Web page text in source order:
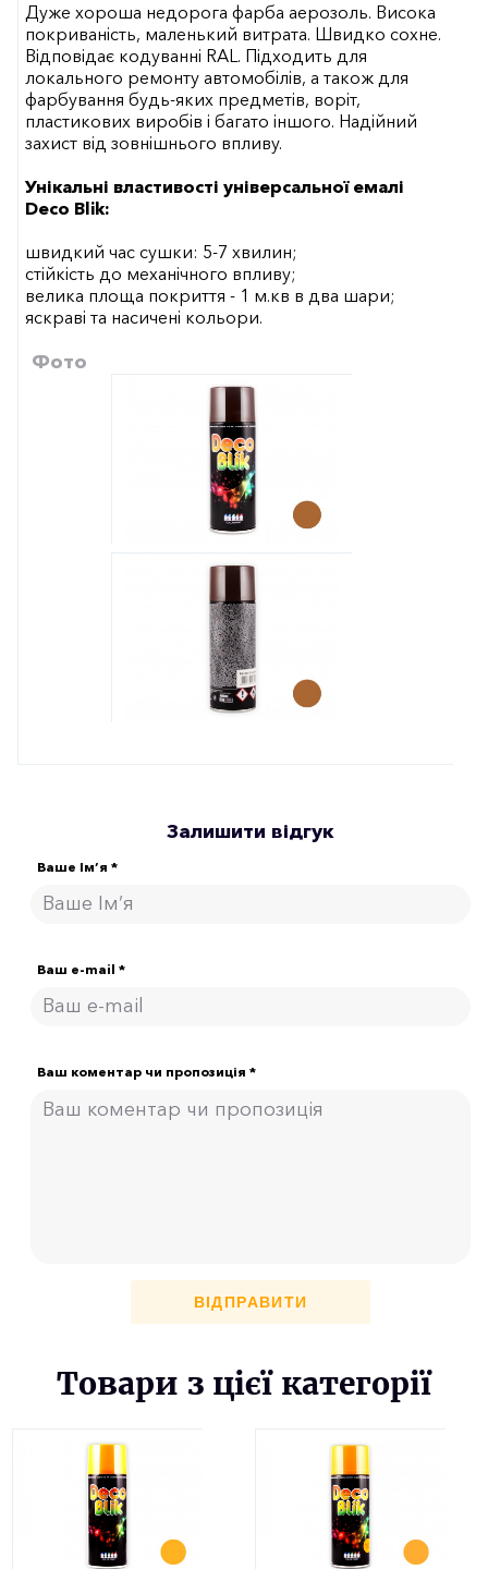
Дуже хороша недорога фарба аерозоль. Висока
покриваність, маленький витрата. Швидко сохне.
Відповідає кодуванні RAL. Підходить для
локального ремонту автомобілів, а також для
фарбування будь-яких предметів, воріт,
пластикових виробів і багато іншого. Надійний
захист від зовнішнього впливу.
Унікальні властивості універсальної емалі
Deco Blik:
швидкий час сушки: 5-7 хвилин;
стійкість до механічного впливу;
велика площа покриття - 1 м.кв в два шари;
яскраві та насичені кольори.
Фото
Залишити відгук
Ваше Ім’я *
Ваш e-mail *
Ваш коментар чи пропозиція *
ВІДПРАВИТИ
Товари з цієї категорії